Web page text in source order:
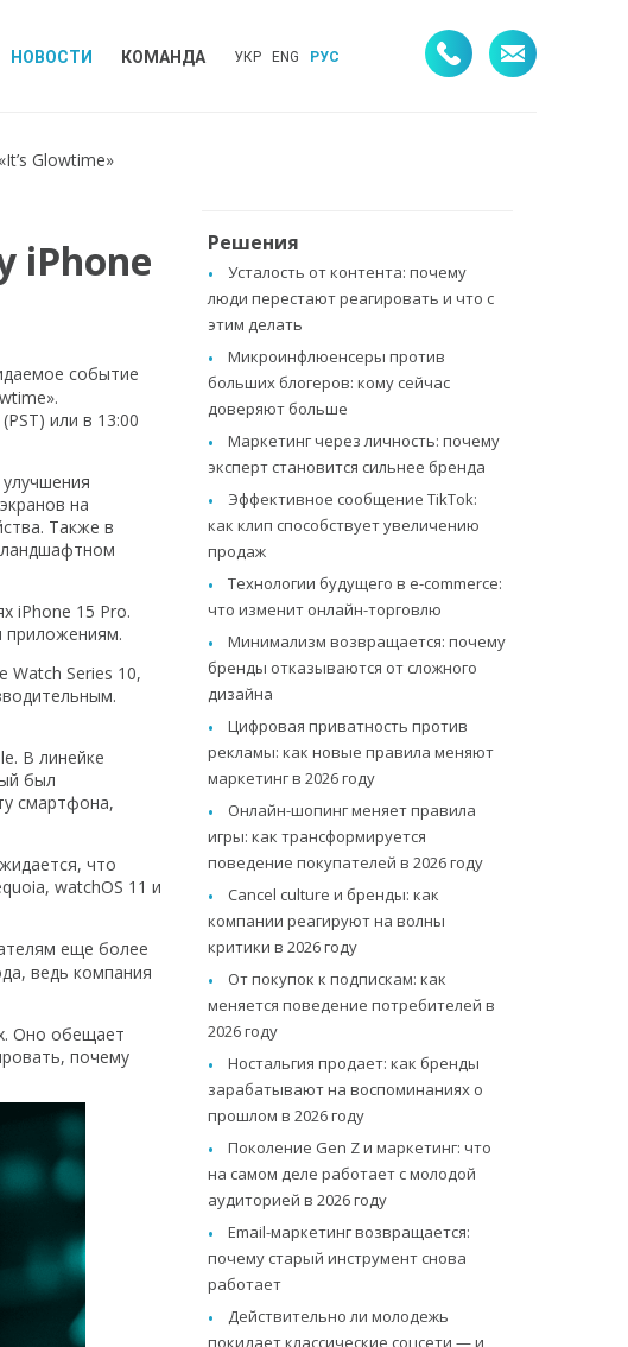
НОВОСТИ КОМАНДА УКР ENG РУС
Glowtime»
iPhone
событие
или в 13:00
на
Также в
ландшафтном
iPhone 15 Pro.
приложениям.
Watch Series 10,
В линейке
был
смартфона,
что
watchOS 11 и
еще более
ведь компания
Оно обещает
почему
Решения
Усталость от контента: почему
люди перестают реагировать и что с
этим делать
Микроинфлюенсеры против
больших блогеров: кому сейчас
доверяют больше
Маркетинг через личность: почему
эксперт становится сильнее бренда
Эффективное сообщение TikTok:
как клип способствует увеличению
продаж
Технологии будущего в e-commerce:
что изменит онлайн-торговлю
Минимализм возвращается: почему
бренды отказываются от сложного
дизайна
Цифровая приватность против
рекламы: как новые правила меняют
маркетинг в 2026 году
Онлайн-шопинг меняет правила
игры: как трансформируется
поведение покупателей в 2026 году
Cancel culture и бренды: как
компании реагируют на волны
критики в 2026 году
От покупок к подпискам: как
меняется поведение потребителей в
2026 году
Ностальгия продает: как бренды
зарабатывают на воспоминаниях о
прошлом в 2026 году
Поколение Gen Z и маркетинг: что
на самом деле работает с молодой
аудиторией в 2026 году
Email-маркетинг возвращается:
почему старый инструмент снова
работает
Действительно ли молодежь
покидает классические соцсети — и